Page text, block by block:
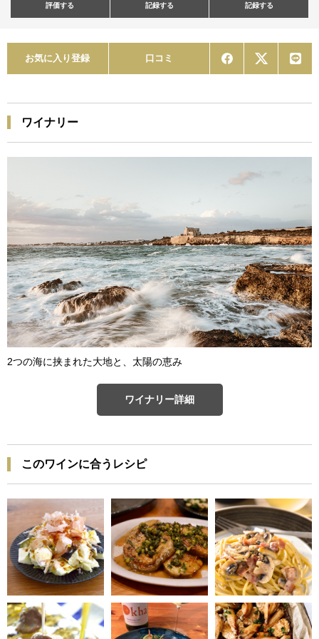
評価する
記録する
記録する
お気に入り登録 口コミ
ワイナリー
2つの海に挟まれた大地と、太陽の恵み
ワイナリー詳細
このワインに合うレシピ